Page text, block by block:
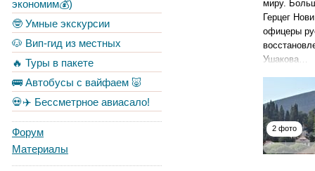
экономим💰)
🤓 Умные экскурсии
🐶 Вип-гид из местных
🔥 Туры в пакете
🚌 Автобусы с вайфаем 🐷
💀✈️ Бессметрное авиасало!
Форум
Материалы
миру.
Герцег
офицеры
Ушакова…
2 фото